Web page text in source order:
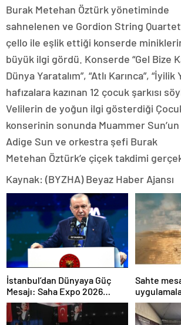
Burak Metehan Öztürk yönetiminde
sahnelenen ve Gordion String
çello ile eşlik ettiği konserde
büyük ilgi gördü. Konserde “Gel Bize
Dünya Yaratalım”, “Atlı Karınca”,
hafızalara kazınan 12 çocuk şarkısı
Velilerin de yoğun ilgi gösterdiği
konserinin sonunda Muammer
Adige Sun ve orkestra şefi Burak
Metehan Öztürk’e çiçek takdimi
Kaynak: (BYZHA) Beyaz Haber Ajansı
İstanbul’dan Dünyaya Güç
Mesajı: Saha Expo 2026
Rekorlarla Kapılarını Kapattı
Sahte